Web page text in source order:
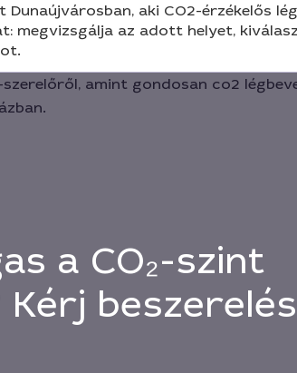
Dunaújvárosban, aki CO2-érzékelős
megvizsgálja az adott helyet,
a CO₂-szint